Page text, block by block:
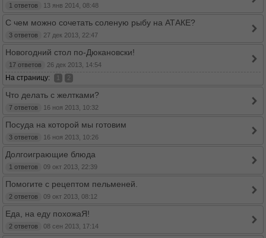
1 ответов 13 янв 2014, 08:48
С чем можно сочетать соленую рыбу на АТАКЕ?
3 ответов 27 дек 2013, 22:47
Новогодний стол по-Дюкановски!
17 ответов 26 дек 2013, 14:54
На страницу: 1 2
Что делать с желтками?
7 ответов 16 ноя 2013, 10:32
Посуда на которой мы готовим
3 ответов 16 ноя 2013, 10:26
Долгоиграющие блюда
1 ответов 09 окт 2013, 22:39
Помогите с рецептом пельменей.
2 ответов 09 окт 2013, 08:12
Еда, на еду похожаЯ!
2 ответов 08 сен 2013, 17:14